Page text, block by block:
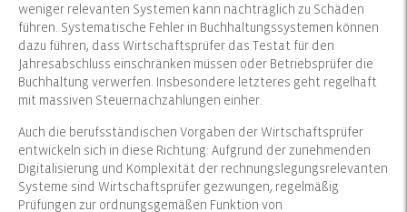
weniger relevanten Systemen kann nachträglich zu Schäden
führen. Systematische Fehler in Buchhaltungssystemen können
dazu führen, dass Wirtschaftsprüfer das Testat für den
Jahresabschluss einschränken müssen oder Betriebsprüfer die
Buchhaltung verwerfen. Insbesondere letzteres geht regelhaft
mit massiven Steuernachzahlungen einher.
Auch die berufsständischen Vorgaben der Wirtschaftsprüfer
entwickeln sich in diese Richtung: Aufgrund der zunehmenden
Digitalisierung und Komplexität der rechnungslegungsrelevanten
Systeme sind Wirtschaftsprüfer gezwungen, regelmäßig
Prüfungen zur ordnungsgemäßen Funktion von